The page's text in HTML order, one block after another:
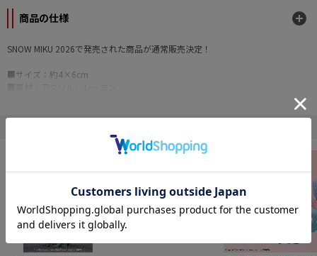
商品の仕様
SNOW MIKU 2026で発売された商品が通常販売決定！
■サイズ：約4×6cm